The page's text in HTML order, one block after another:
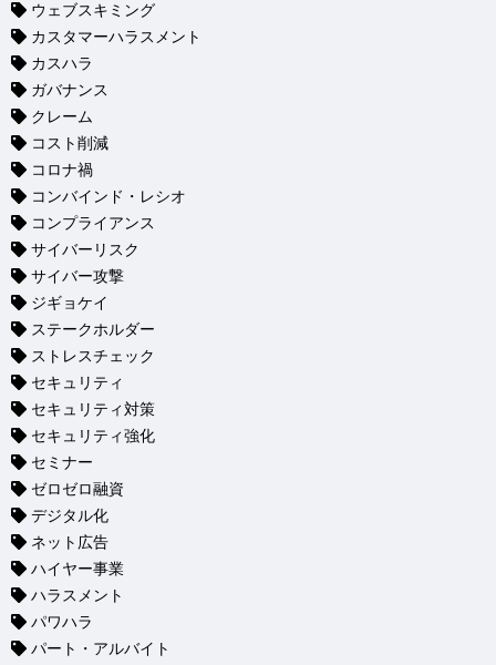
ウェブスキミング
カスタマーハラスメント
カスハラ
ガバナンス
クレーム
コスト削減
コロナ禍
コンバインド・レシオ
コンプライアンス
サイバーリスク
サイバー攻撃
ジギョケイ
ステークホルダー
ストレスチェック
セキュリティ
セキュリティ対策
セキュリティ強化
セミナー
ゼロゼロ融資
デジタル化
ネット広告
ハイヤー事業
ハラスメント
パワハラ
パート・アルバイト